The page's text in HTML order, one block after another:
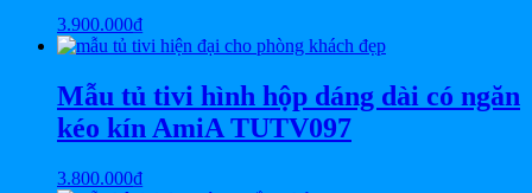
3.900.000₫
Mẫu tủ tivi hình hộp dáng dài có ngăn
kéo kín AmiA TUTV097
3.800.000₫